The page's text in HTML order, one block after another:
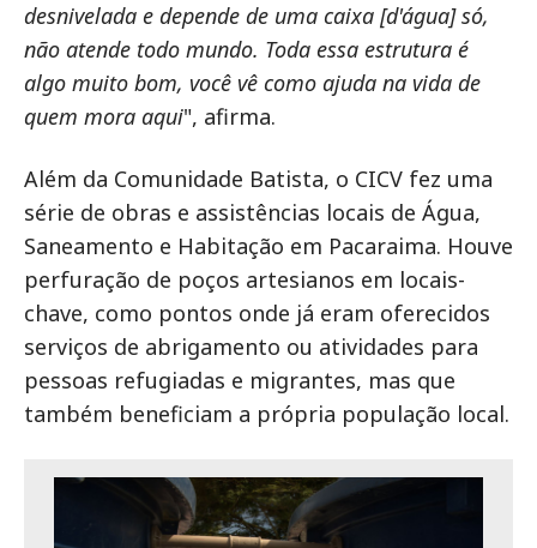
desnivelada e depende de uma caixa [d'água] só,
não atende todo mundo. Toda essa estrutura é
algo muito bom, você vê como ajuda na vida de
quem mora aqui", afirma.
Além da Comunidade Batista, o CICV fez uma
série de obras e assistências locais de Água,
Saneamento e Habitação em Pacaraima. Houve
perfuração de poços artesianos em locais-
chave, como pontos onde já eram oferecidos
serviços de abrigamento ou atividades para
pessoas refugiadas e migrantes, mas que
também beneficiam a própria população local.